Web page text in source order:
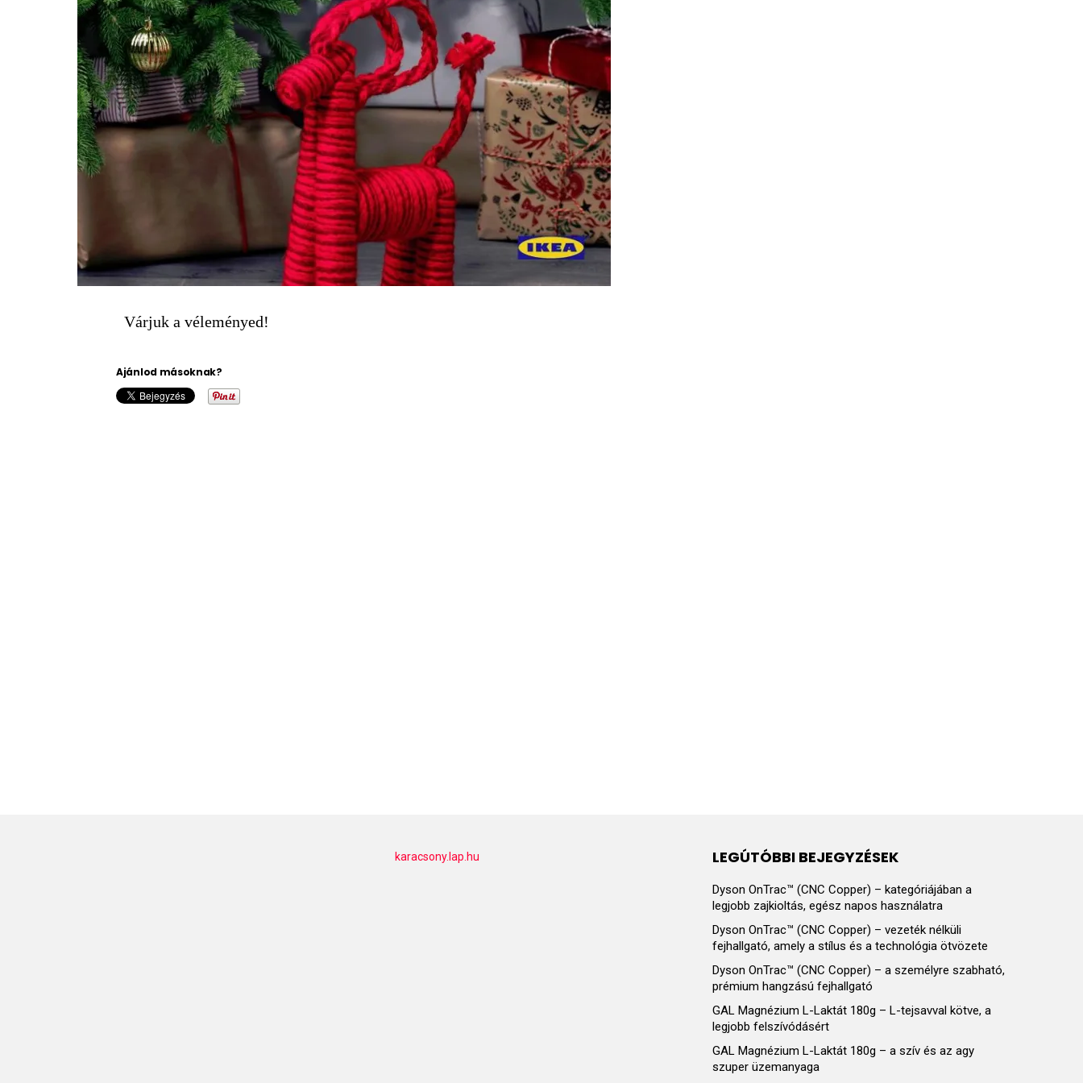
Várjuk a véleményed!
Ajánlod másoknak?
karacsony.lap.hu LEGÚTÓBBI BEJEGYZÉSEK
Dyson OnTrac™ (CNC Copper) – kategóriájában a
legjobb zajkioltás, egész napos használatra
Dyson OnTrac™ (CNC Copper) – vezeték nélküli
fejhallgató, amely a stílus és a technológia ötvözete
Dyson OnTrac™ (CNC Copper) – a személyre szabható,
prémium hangzású fejhallgató
GAL Magnézium L-Laktát 180g – L-tejsavval kötve, a
legjobb felszívódásért
GAL Magnézium L-Laktát 180g – a szív és az agy
szuper üzemanyaga